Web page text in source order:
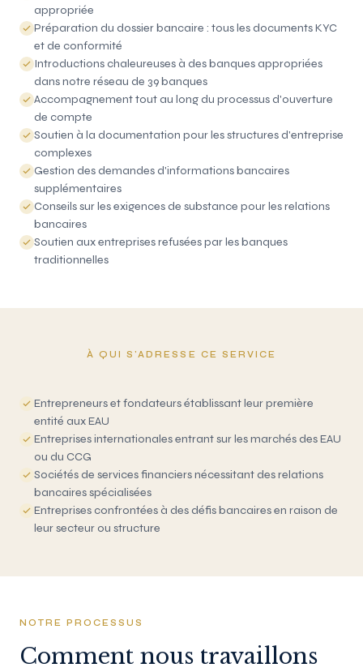
appropriée
Préparation du dossier bancaire : tous les documents KYC
et de conformité
Introductions chaleureuses à des banques appropriées
dans notre réseau de 39 banques
Accompagnement tout au long du processus d'ouverture
de compte
Soutien à la documentation pour les structures d'entreprise
complexes
Gestion des demandes d'informations bancaires
supplémentaires
Conseils sur les exigences de substance pour les relations
bancaires
Soutien aux entreprises refusées par les banques
traditionnelles
À QUI S'ADRESSE CE SERVICE
Entrepreneurs et fondateurs établissant leur première
entité aux EAU
Entreprises internationales entrant sur les marchés des EAU
ou du CCG
Sociétés de services financiers nécessitant des relations
bancaires spécialisées
Entreprises confrontées à des défis bancaires en raison de
leur secteur ou structure
NOTRE PROCESSUS
Comment nous travaillons